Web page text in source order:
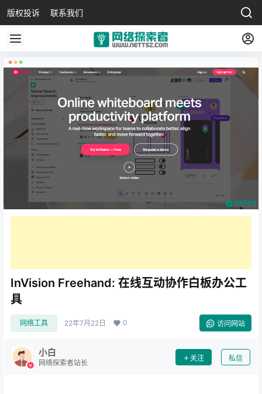
版权投诉 联系我们
InVision Freehand: 在线互动协作白板办公工
具
网络工具 22年7月22日 0 访问网站
小白
网络探索者站长
关注 私信